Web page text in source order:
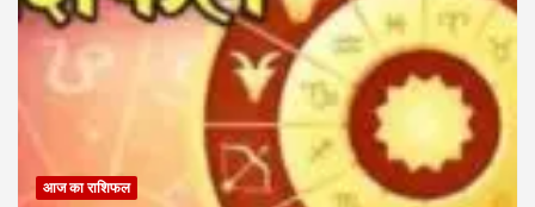
आज का राशिफल